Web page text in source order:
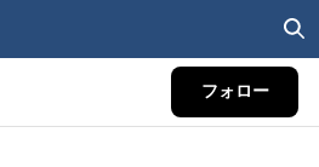
フォロー